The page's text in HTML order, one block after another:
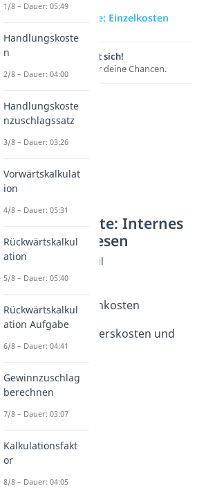
zur Videoseite: Einzelkosten
Lernen lohnt sich!
Entdecke hier deine Chancen.
Weitere Inhalte: Internes
Rechnungswesen
Kostenarten im Detail
Einzelkosten
Einzel- und Gemeinkosten
Dauer: 04:36
Grundkosten, Anderskosten und
Zusatzkosten
1/8 – Dauer: 05:49
Handlungskoste
n
2/8 – Dauer: 04:00
Handlungskoste
nzuschlagssatz
3/8 – Dauer: 03:26
Vorwärtskalkulat
ion
4/8 – Dauer: 05:31
Rückwärtskalkul
ation
5/8 – Dauer: 05:40
Rückwärtskalkul
ation Aufgabe
6/8 – Dauer: 04:41
Gewinnzuschlag
berechnen
7/8 – Dauer: 03:07
Kalkulationsfakt
or
8/8 – Dauer: 04:05